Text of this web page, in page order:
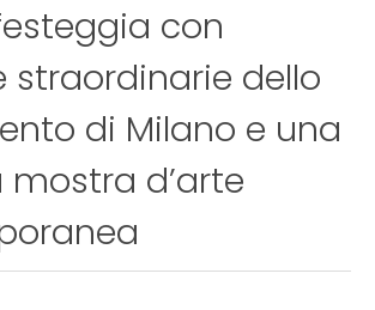
con
straordinarie dello
di Milano e una
d’arte